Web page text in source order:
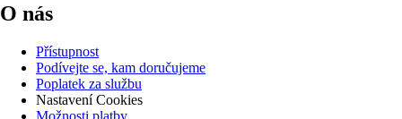
O nás
Přístupnost
Podívejte se, kam doručujeme
Poplatek za službu
Nastavení Cookies
Možnosti platby